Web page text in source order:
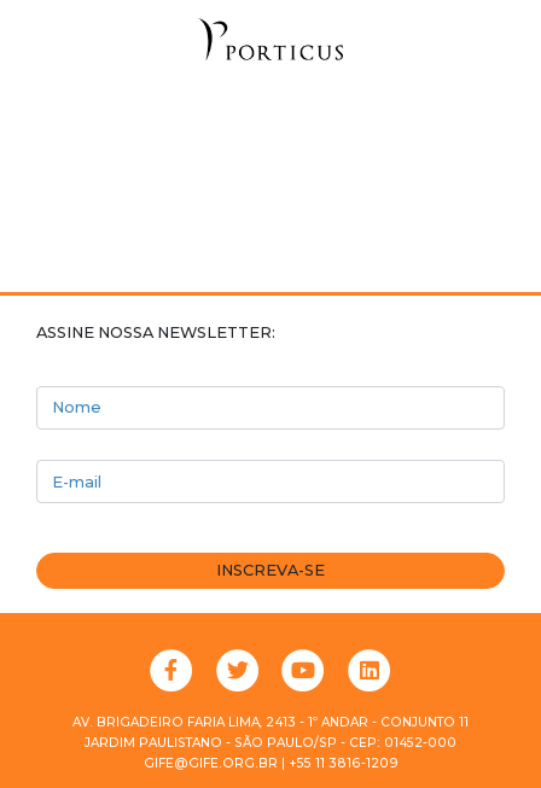
ASSINE NOSSA NEWSLETTER:
Nome
INSCREVA-SE
AV. BRIGADEIRO FARIA LIMA, 2413 - 1º ANDAR - CONJUNTO 11
JARDIM PAULISTANO - SÃO PAULO/SP - CEP: 01452-000
GIFE@GIFE.ORG.BR | +55 11 3816-1209